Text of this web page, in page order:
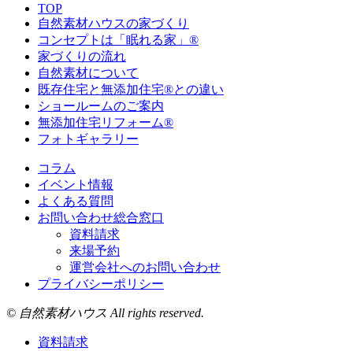
TOP
自然素材ハウスの家づくり
コンセプトは「眠れる家」®
家づくりの流れ
自然素材について
既存住宅と無添加住宅®との違い
ショールームのご案内
無添加住宅リフォーム®
フォトギャラリー
コラム
イベント情報
よくある質問
お問い合わせ総合窓口
資料請求
来場予約
運営会社へのお問い合わせ
プライバシーポリシー
© 自然素材ハウス All rights reserved.
資料請求